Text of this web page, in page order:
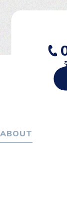
ABOUT